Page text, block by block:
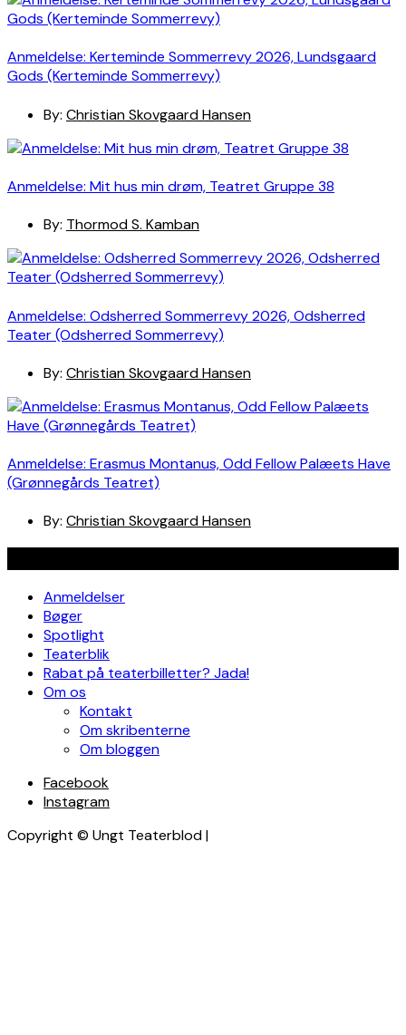
Anmeldelse: Kerteminde Sommerrevy 2026, Lundsgaard
Gods (Kerteminde Sommerrevy)
By: Christian Skovgaard Hansen
Anmeldelse: Mit hus min drøm, Teatret Gruppe 38
By: Thormod S. Kamban
Anmeldelse: Odsherred Sommerrevy 2026, Odsherred
Teater (Odsherred Sommerrevy)
By: Christian Skovgaard Hansen
Anmeldelse: Erasmus Montanus, Odd Fellow Palæets Have
(Grønnegårds Teatret)
By: Christian Skovgaard Hansen
Anmeldelser
Bøger
Spotlight
Teaterblik
Rabat på teaterbilletter? Jada!
Om os
Kontakt
Om skribenterne
Om bloggen
Facebook
Instagram
Copyright © Ungt Teaterblod |